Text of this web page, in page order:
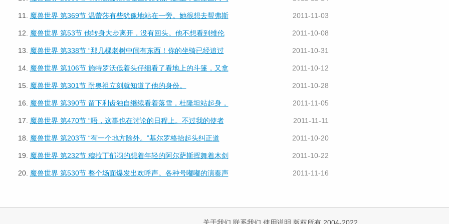
11. 魔兽世界 第369节 温蕾莎有些犹豫地站在一旁。她很想去帮弗斯 2011-11-03
12. 魔兽世界 第53节 他转身大步离开，没有回头。他不想看到维伦 2011-10-08
13. 魔兽世界 第338节 “那几棵老树中间有东西！你的坐骑已经追过 2011-10-31
14. 魔兽世界 第106节 施特罗沃低着头仔细看了看地上的斗篷，又拿 2011-10-12
15. 魔兽世界 第301节 耐奥祖立刻就知道了他的身份。 2011-10-28
16. 魔兽世界 第390节 留下利齿独自继续看着落雪，杜隆坦站起身， 2011-11-05
17. 魔兽世界 第470节 “唔，这事也在讨论的日程上。不过我的使者 2011-11-11
18. 魔兽世界 第203节 “有一个地方除外。”基尔罗格抬起头纠正道 2011-10-20
19. 魔兽世界 第232节 穆拉丁郁闷的想着年轻的阿尔萨斯挥舞着木剑 2011-10-22
20. 魔兽世界 第530节 整个场面爆发出欢呼声。各种号嘟嘟的演奏声 2011-11-16